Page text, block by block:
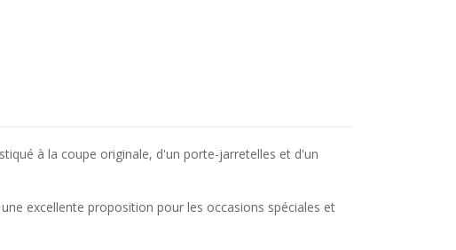
à la coupe originale, d'un porte-jarretelles et d'un
excellente proposition pour les occasions spéciales et